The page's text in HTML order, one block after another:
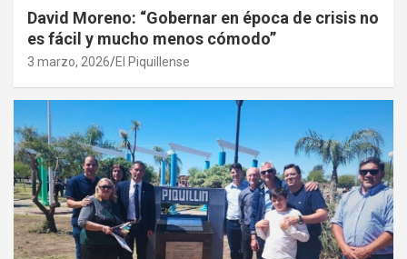
David Moreno: “Gobernar en época de crisis no
es fácil y mucho menos cómodo”
3 marzo, 2026 El Piquillense